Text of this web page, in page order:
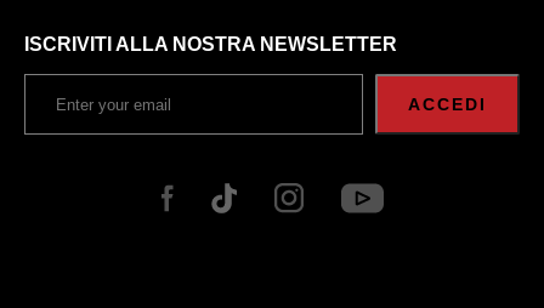
ISCRIVITI ALLA NOSTRA NEWSLETTER
ACCEDI